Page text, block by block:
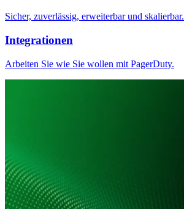
Sicher, zuverlässig, erweiterbar und skalierbar.
Integrationen
Arbeiten Sie wie Sie wollen mit PagerDuty.